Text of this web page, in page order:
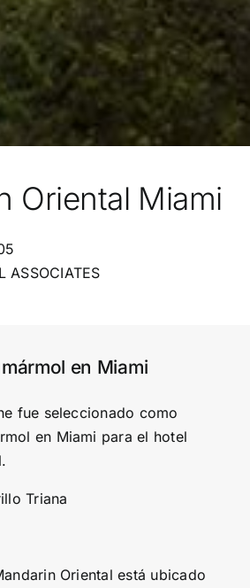
Oriental Miami
ASSOCIATES
en Miami
fue seleccionado como
en Miami para el hotel
Triana
Oriental está ubicado